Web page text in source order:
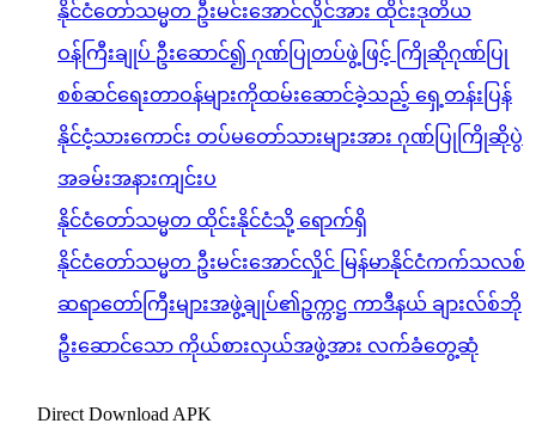
နိုင်ငံတော်သမ္မတ ဦးမင်းအောင်လှိုင်အား ထိုင်းဒုတိယ
ဝန်ကြီးချုပ် ဦးဆောင်၍ ဂုဏ်ပြုတပ်ဖွဲ့ဖြင့် ကြိုဆိုဂုဏ်ပြု
စစ်ဆင်ရေးတာဝန်များကိုထမ်းဆောင်ခဲ့သည့် ရှေ့တန်းပြန်
နိုင်ငံ့သားကောင်း တပ်မတော်သားများအား ဂုဏ်ပြုကြိုဆိုပွဲ
အခမ်းအနားကျင်းပ
နိုင်ငံတော်သမ္မတ ထိုင်းနိုင်ငံသို့ ရောက်ရှိ
နိုင်ငံတော်သမ္မတ ဦးမင်းအောင်လှိုင် မြန်မာနိုင်ငံကက်သလစ်
ဆရာတော်ကြီးများအဖွဲ့ချုပ်၏ဥက္ကဋ္ဌ ကာဒီနယ် ချားလ်စ်ဘို
ဦးဆောင်သော ကိုယ်စားလှယ်အဖွဲ့အား လက်ခံတွေ့ဆုံ
Direct Download APK